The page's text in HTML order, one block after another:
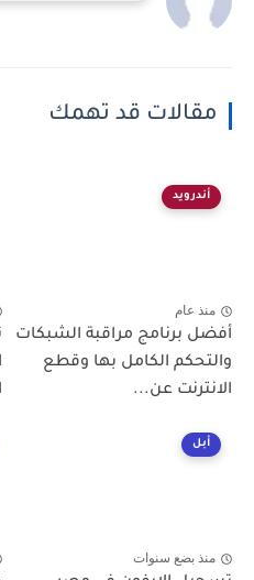
مقالات قد تهمك
أندرويد
منذ عام
أفضل برنامج مراقبة الشبكات
والتحكم الكامل بها وقطع
الانترنت عن...
أبل
منذ بضع سنوات